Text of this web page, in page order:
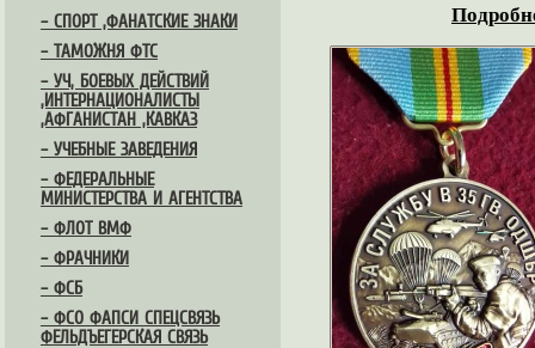
– СПОРТ ,ФАНАТСКИЕ ЗНАКИ
– ТАМОЖНЯ ФТС
– УЧ, БОЕВЫХ ДЕЙСТВИЙ
,ИНТЕРНАЦИОНАЛИСТЫ
,АФГАНИСТАН ,КАВКАЗ
– УЧЕБНЫЕ ЗАВЕДЕНИЯ
– ФЕДЕРАЛЬНЫЕ
МИНИСТЕРСТВА И АГЕНТСТВА
– ФЛОТ ВМФ
– ФРАЧНИКИ
– ФСБ
– ФСО ФАПСИ СПЕЦСВЯЗЬ
ФЕЛЬДЪЕГЕРСКАЯ СВЯЗЬ